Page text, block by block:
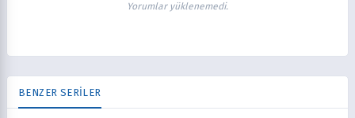
Yorumlar yüklenemedi.
BENZER SERİLER